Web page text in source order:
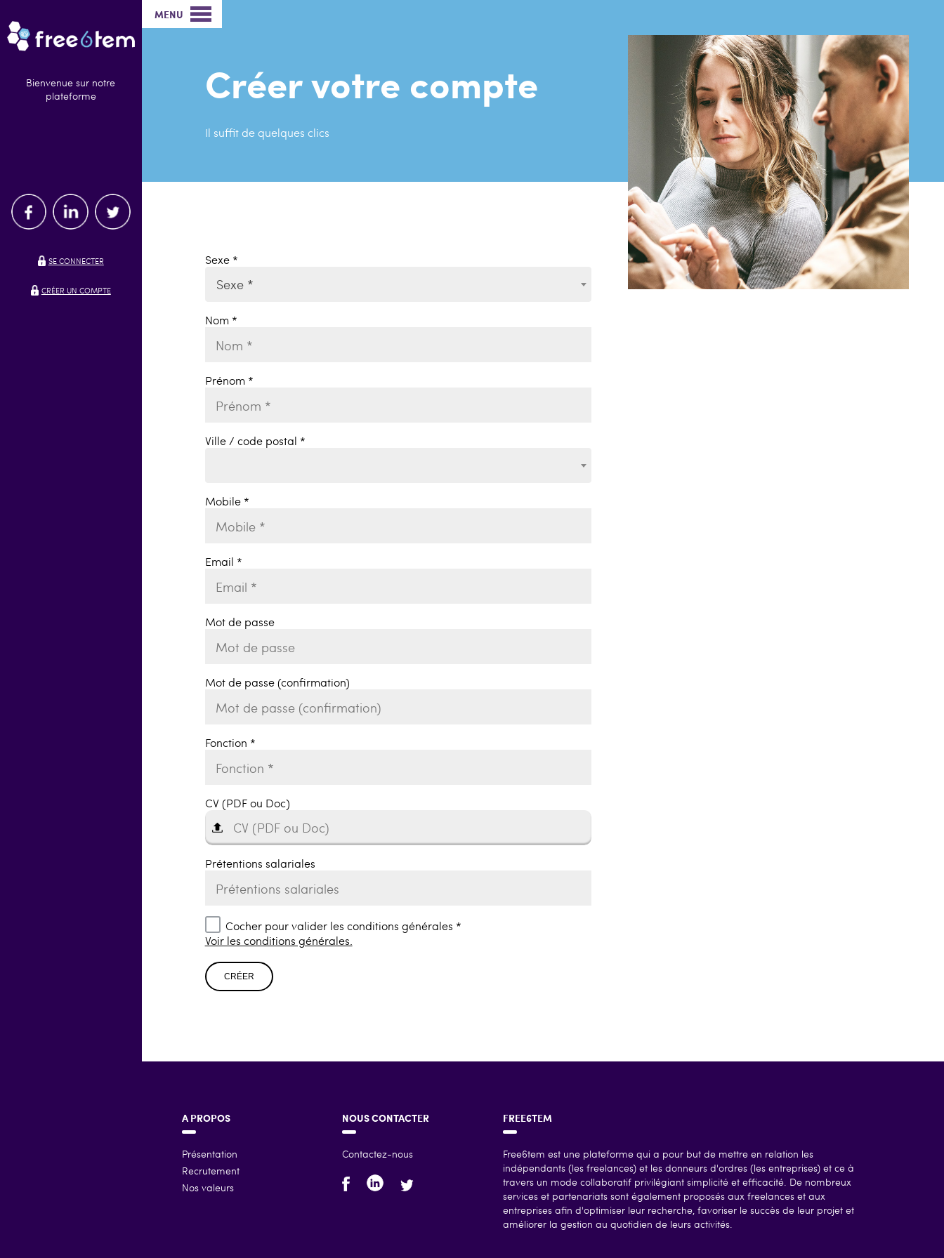
Bienvenue sur notre
plateforme
SE CONNECTER
CRÉER UN COMPTE
MENU
Créer votre compte
Il suffit de quelques clics
Sexe *
Sexe *
Nom *
Prénom *
Ville / code postal *
Mobile *
Email *
Mot de passe
Mot de passe (confirmation)
Fonction *
CV (PDF ou Doc)
CV (PDF ou Doc)
Prétentions salariales
Cocher pour valider les conditions générales *
Voir les conditions générales.
CRÉER
A PROPOS
Présentation
Recrutement
Nos valeurs
NOUS CONTACTER
Contactez-nous
FREE6TEM
Free6tem est une plateforme qui a pour but de mettre en relation les
indépendants (les freelances) et les donneurs d'ordres (les entreprises) et ce à
travers un mode collaboratif privilégiant simplicité et efficacité. De nombreux
services et partenariats sont également proposés aux freelances et aux
entreprises afin d'optimiser leur recherche, favoriser le succès de leur projet et
améliorer la gestion au quotidien de leurs activités.